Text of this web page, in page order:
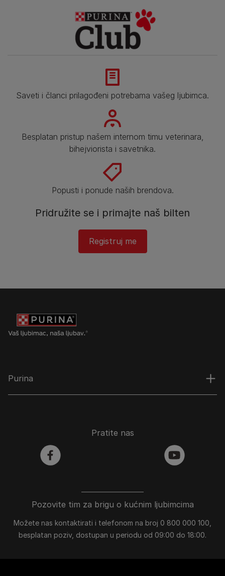
Saveti i članci prilagođeni potrebama vašeg ljubimca.
Besplatan pristup našem internom timu veterinara,
bihejviorista i savetnika.
Popusti i ponude naših brendova.
Pridružite se i primajte naš bilten
Registruj me​
Purina
Pozovite tim za brigu o kućnim ljubimcima
Možete nas kontaktirati i telefonom na broj 0 800 000 100,
besplatan poziv, dostupan u periodu od 09:00 do 18:00.
Pratite nas
facebook youtube